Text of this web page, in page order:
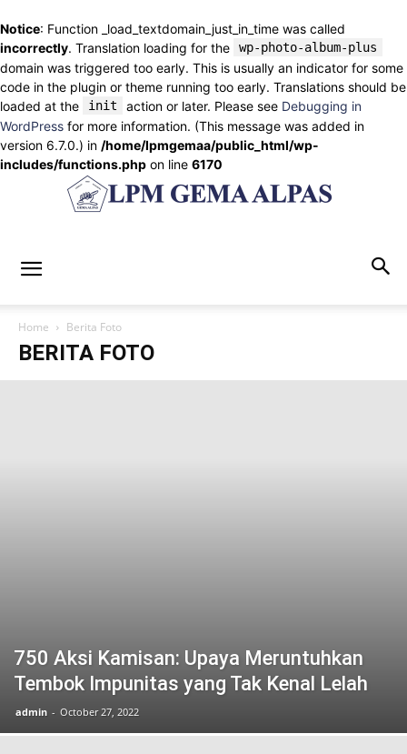
Notice: Function _load_textdomain_just_in_time was called
incorrectly. Translation loading for the wp-photo-album-plus
domain was triggered too early. This is usually an indicator for some
code in the plugin or theme running too early. Translations should be
loaded at the
init action or later. Please see Debugging in
WordPress for more information. (This message was added in
version 6.7.0.) in /home/lpmgemaa/public_html/wp-
includes/functions.php on line 6170
Home Berita Foto
BERITA FOTO
750 Aksi Kamisan: Upaya Meruntuhkan
Tembok Impunitas yang Tak Kenal Lelah
admin - October 27, 2022